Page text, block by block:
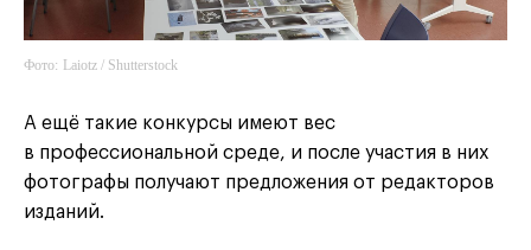
Фото: Laiotz / Shutterstock
А ещё такие конкурсы имеют вес
в профессиональной среде, и после участия в них
фотографы получают предложения от редакторов
изданий.